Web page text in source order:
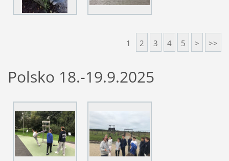
1 2 3 4 5 > >>
Polsko 18.-19.9.2025